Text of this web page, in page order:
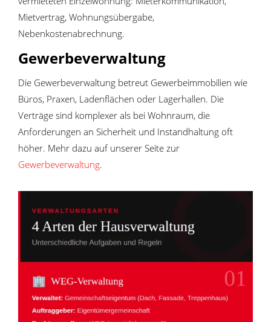
Mietvertrag, Wohnungsübergabe,
Nebenkostenabrechnung.
Gewerbeverwaltung
Die Gewerbeverwaltung betreut Gewerbeimmobilien wie
Büros, Praxen, Ladenflächen oder Lagerhallen. Die
Verträge sind komplexer als bei Wohnraum, die
Anforderungen an Sicherheit und Instandhaltung oft
höher. Mehr dazu auf unserer Seite zur
Gewerbeverwaltung.